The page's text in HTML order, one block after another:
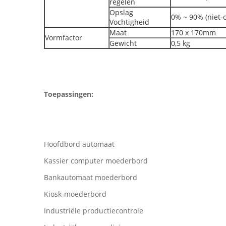
Opslag
Vochtigheid
0% ~ 90%
Vormfactor
Maat
170 x 170mm
Gewicht
0,5 kg
Toepassingen:
Hoofdbord automaat
Kassier computer moederbord
Bankautomaat moederbord
Kiosk-moederbord
Industriële productiecontrole